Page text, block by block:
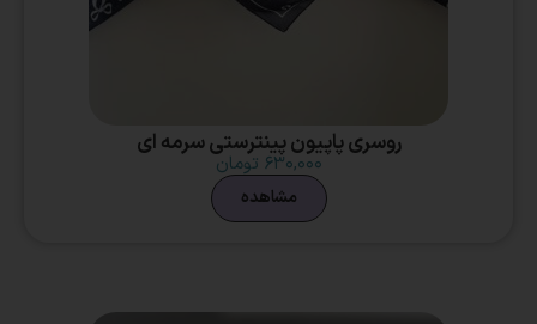
روسری پاپیون پینترستی سرمه ای
۶۳۰,۰۰۰ تومان
مشاهده